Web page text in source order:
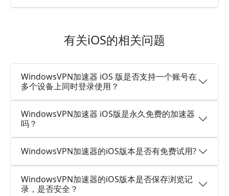
有关iOS的相关问题
WindowsVPN加速器 iOS 版是否支持一个账号在
多个设备上同时登录使用？
WindowsVPN加速器 iOS版是永久免费的加速器
吗？
WindowsVPN加速器的iOS版本是否有免费试用?
WindowsVPN加速器的iOS版本是否保存浏览记
录，是否安全？